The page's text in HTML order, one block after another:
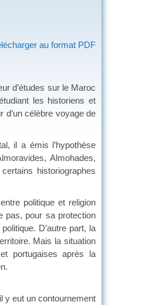
au format PDF
d’études sur le Maroc
les historiens et
d’un célèbre voyage de
il a émis l’hypothèse
Almohades,
historiographes
politique et religion
pas, pour sa protection
D’autre part, la
Mais la situation
portugaises après la
y eut un contournement